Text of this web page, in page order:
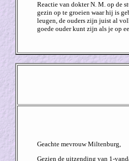
Reactie van dokter N. M. op de
gezin op te groeien waar hij is
leugen, de ouders zijn juist al
goede ouder kunt zijn als je op
Geachte mevrouw Miltenburg,
Gezien de uitzending van 1-